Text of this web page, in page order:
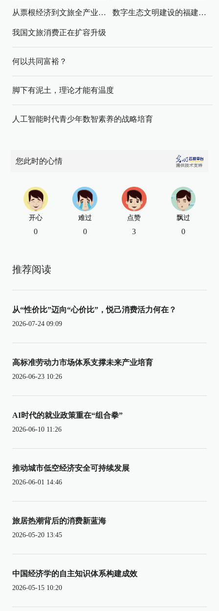
从票根经济到文旅全产业链升级 数字生态文明建设的福建路径与启示
我国文旅消费正在扩容升级
何以共同富裕？
脚下有泥土，理论才能有温度
人工智能时代青少年数智素养的战略培育
您此时的心情
开心
0
难过
0
点赞
3
飘过
0
推荐阅读
从“性价比”迈向“心价比”，悦己消费活力何在？
2026-07-24 09:09
高标准劳动力市场体系支撑未来产业培育
2026-06-23 10:26
AI时代的就业政策重在“组合拳”
2026-06-10 11:26
推动城市低空经济安全可持续发展
2026-06-01 14:46
旅居热潮背后的消费新蓝海
2026-05-20 13:45
中国经济学的自主知识体系构建成效
2026-05-15 10:20